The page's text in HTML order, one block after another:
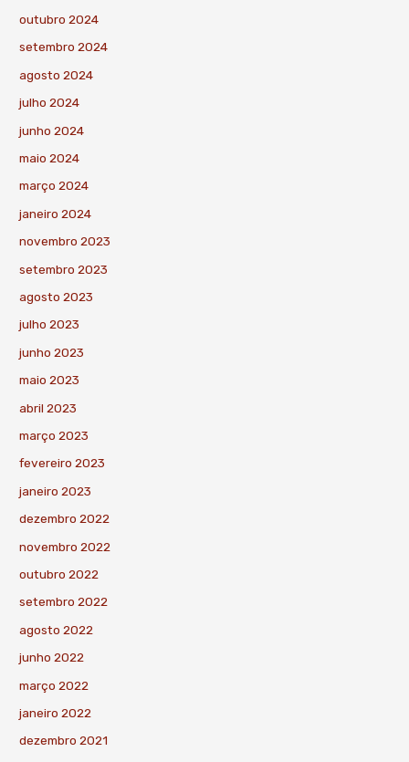
outubro 2024
setembro 2024
agosto 2024
julho 2024
junho 2024
maio 2024
março 2024
janeiro 2024
novembro 2023
setembro 2023
agosto 2023
julho 2023
junho 2023
maio 2023
abril 2023
março 2023
fevereiro 2023
janeiro 2023
dezembro 2022
novembro 2022
outubro 2022
setembro 2022
agosto 2022
junho 2022
março 2022
janeiro 2022
dezembro 2021